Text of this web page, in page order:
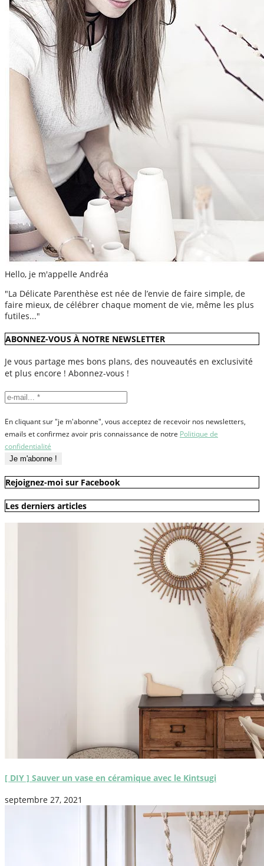
Hello, je m'appelle Andréa
"La Délicate Parenthèse est née de l’envie de faire simple, de
faire mieux, de célébrer chaque moment de vie, même les plus
futiles..."
ABONNEZ-VOUS À NOTRE NEWSLETTER
Je vous partage mes bons plans, des nouveautés en exclusivité
et plus encore ! Abonnez-vous !
En cliquant sur "je m'abonne", vous acceptez de recevoir nos newsletters,
emails et confirmez avoir pris connaissance de notre Politique de
confidentialité
Rejoignez-moi sur Facebook
Les derniers articles
[ DIY ] Sauver un vase en céramique avec le Kintsugi
septembre 27, 2021